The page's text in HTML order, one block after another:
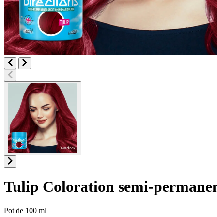
Tulip Coloration semi-
Informations sur le produit
Pot de 100 ml